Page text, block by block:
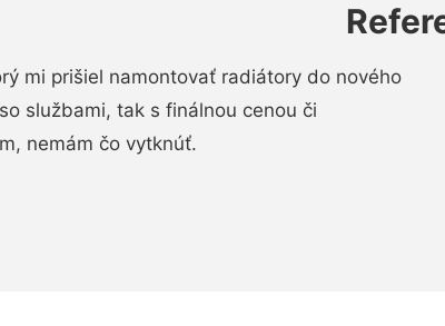
mi prišiel namontovať radiátory do nového
službami, tak s finálnou cenou či
nemám čo vytknúť.